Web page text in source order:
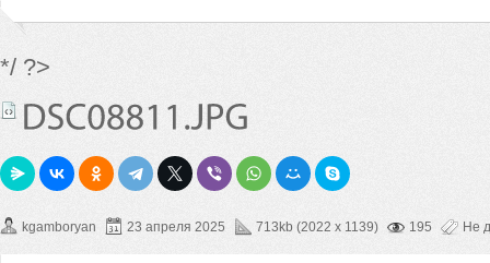
*/ ?>
kgamboryan 23 апреля 2025 713kb (2022 x 1139) 195 Не